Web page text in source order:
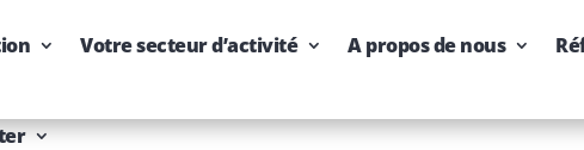
Votre secteur d’activité A propos de nous